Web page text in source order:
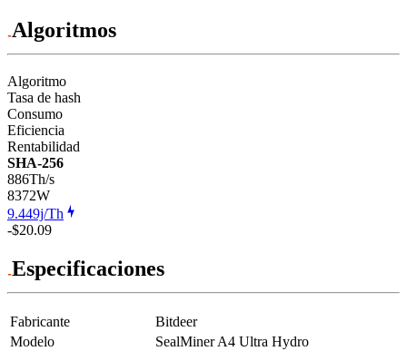
Algoritmos
Algoritmo
Tasa de hash
Consumo
Eficiencia
Rentabilidad
SHA-256
886Th/s
8372W
9.449j/Th
-$20.09
Especificaciones
Fabricante
Bitdeer
Modelo
SealMiner A4 Ultra Hydro